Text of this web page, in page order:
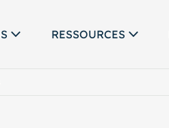
RESSOURCES